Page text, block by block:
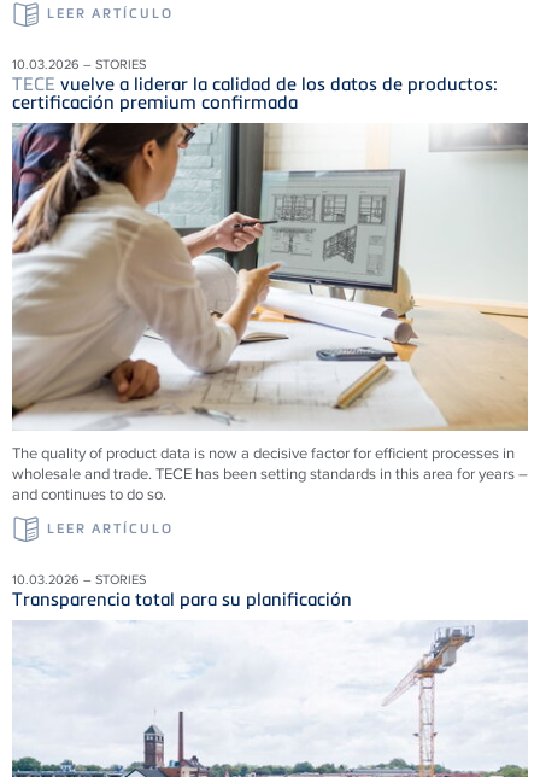
LEER ARTÍCULO
10.03.2026 – STORIES
TECE vuelve a liderar la calidad de los datos de productos:
certificación premium confirmada
The quality of product data is now a decisive factor for efficient processes in
wholesale and trade. TECE has been setting standards in this area for years –
and continues to do so.
LEER ARTÍCULO
10.03.2026 – STORIES
Transparencia total para su planificación